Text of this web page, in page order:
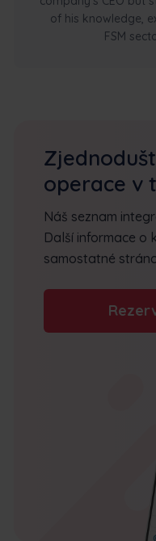
of his knowledge,
FSM
operace v
Náš seznam
Další informace o
samostatné